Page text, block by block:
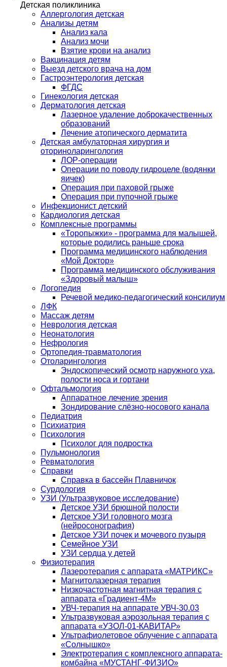
Детская поликлиника
Аллергология детская
Анализы детям
Анализ кала
Анализ мочи
Взятие крови на анализ
Вакцинация детям
Выезд детского врача на дом
Гастроэнтерология детская
ФГДС
Гинекология детская
Дерматология детская
Лазерное удаление доброкачественных
образований
Лечение атопического дерматита
Детская амбулаторная хирургия и
оториноларингология
ЛОР-операции
Операции по поводу гидроцеле (водянки
яичек)
Операция при паховой грыже
Операция при пупочной грыже
Инфекционист детский
Кардиология детская
Комплексные программы
«Торопыжки» - программа для малышей,
которые родились раньше срока
Программа медицинского наблюдения
«Мой Доктор»
Программа медицинского обслуживания
«Здоровый малыш»
Логопедия
Речевой медико-педагогический консилиум
ЛФК
Массаж детям
Неврология детская
Неонатология
Нефрология
Ортопедия-травматология
Отоларингология
Эндоскопический осмотр наружного уха,
полости носа и гортани
Офтальмология
Аппаратное лечение зрения
Зондирование слёзно-носового канала
Педиатрия
Психиатрия
Психология
Психолог для подростка
Пульмонология
Ревматология
Справки
Справка в бассейн Плавничок
Сурдология
УЗИ (Ультразвуковое исследование)
Детское УЗИ брюшной полости
Детское УЗИ головного мозга
(нейросонография)
Детское УЗИ почек и мочевого пузыря
Семейное УЗИ
УЗИ сердца у детей
Физиотерапия
Лазеротерапия с аппарата «МАТРИКС»
Магнитолазерная терапия
Низкочастотная магнитная терапия с
аппарата «Градиент-4М»
УВЧ-терапия на аппарате УВЧ-30.03
Ультразвуковая аэрозольная терапия с
аппарата «УЗОЛ-01-КАВИТАР»
Ультрафиолетовое облучение с аппарата
«Солнышко»
Электротерапия с комплексного аппарата-
комбайна «МУСТАНГ-ФИЗИО»